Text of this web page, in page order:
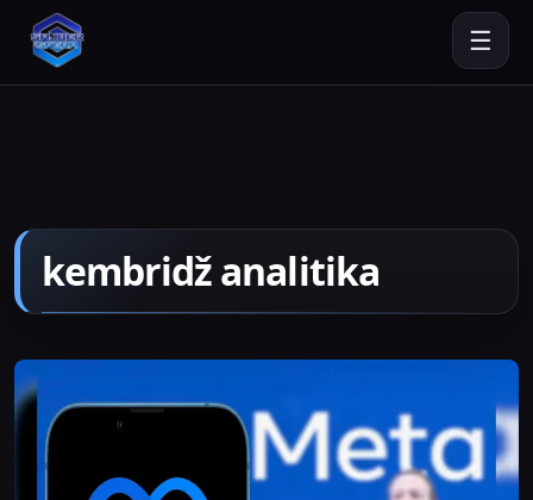
☰
kembridž analitika